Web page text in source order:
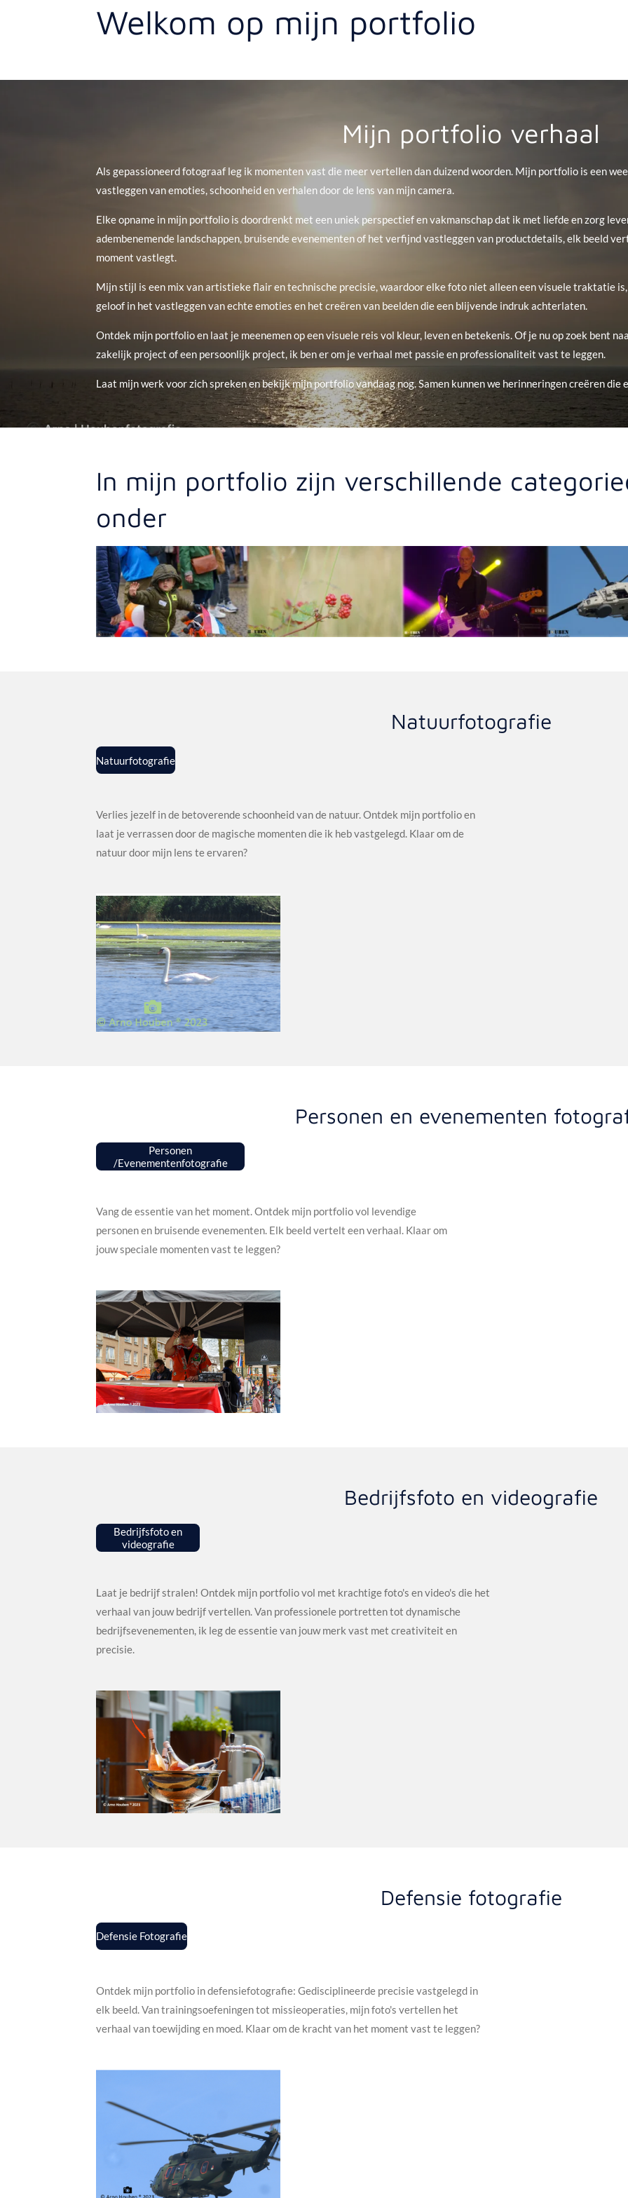
Welkom op mijn portfolio
Mijn portfolio verhaal
Als gepassioneerd fotograaf leg ik momenten vast die meer vertellen dan duizend woorden. Mijn portfolio is een
vastleggen van emoties, schoonheid en verhalen door de lens van mijn camera.
Elke opname in mijn portfolio is doordrenkt met een uniek perspectief en vakmanschap dat ik met liefde en zorg
adembenemende landschappen, bruisende evenementen of het verfijnd vastleggen van productdetails, elk beeld
moment vastlegt.
Mijn stijl is een mix van artistieke flair en technische precisie, waardoor elke foto niet alleen een visuele traktatie
geloof in het vastleggen van echte emoties en het creëren van beelden die een blijvende indruk achterlaten.
Ontdek mijn portfolio en laat je meenemen op een visuele reis vol kleur, leven en betekenis. Of je nu op zoek bent
zakelijk project of een persoonlijk project, ik ben er om je verhaal met passie en professionaliteit vast te leggen.
Laat mijn werk voor zich spreken en bekijk mijn portfolio vandaag nog. Samen kunnen we herinneringen creëren die
In mijn portfolio zijn verschillende
onder
Natuurfotografie
Natuurfotografie
Verlies jezelf in de betoverende schoonheid van de natuur. Ontdek mijn portfolio en
laat je verrassen door de magische momenten die ik heb vastgelegd. Klaar om de
natuur door mijn lens te ervaren?
Personen en evenementen
Personen
/Evenementenfotografie
Vang de essentie van het moment. Ontdek mijn portfolio vol levendige
personen en bruisende evenementen. Elk beeld vertelt een verhaal. Klaar om
jouw speciale momenten vast te leggen?
Bedrijfsfoto en videografie
Bedrijfsfoto en
videografie
Laat je bedrijf stralen! Ontdek mijn portfolio vol met krachtige foto's en video's die het
verhaal van jouw bedrijf vertellen. Van professionele portretten tot dynamische
bedrijfsevenementen, ik leg de essentie van jouw merk vast met creativiteit en
precisie.
Defensie fotografie
Defensie Fotografie
Ontdek mijn portfolio in defensiefotografie: Gedisciplineerde precisie vastgelegd in
elk beeld. Van trainingsoefeningen tot missieoperaties, mijn foto's vertellen het
verhaal van toewijding en moed. Klaar om de kracht van het moment vast te leggen?